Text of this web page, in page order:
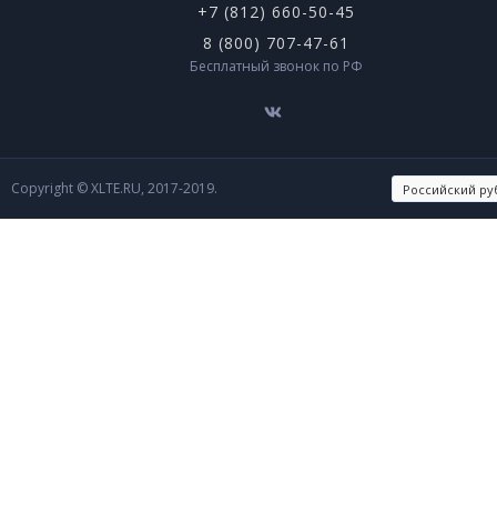
+7 (812) 660-50-45
8 (800) 707-47-61
Бесплатный звонок по РФ
Copyright © XLTE.RU, 2017-2019.